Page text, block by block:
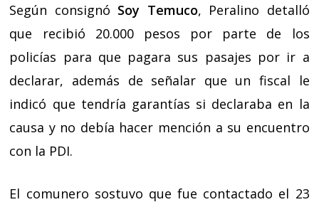
Según consignó Soy Temuco, Peralino detalló
que recibió 20.000 pesos por parte de los
policías para que pagara sus pasajes por ir a
declarar, además de señalar que un fiscal le
indicó que tendría garantías si declaraba en la
causa y no debía hacer mención a su encuentro
con la PDI.
El comunero sostuvo que fue contactado el 23